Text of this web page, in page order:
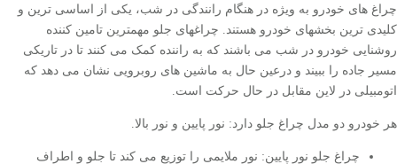
چراغ های خودرو به ویژه در هنگام رانندگی در شب، یکی از اساسی ترین و
کلیدی ترین بخشهای خودرو هستند. چراغهای جلو مهمترین تامین کننده
روشنایی خودرو در شب می باشند که به راننده کمک می کنند تا در تاریکی
مسیر جاده را ببیند و درعین حال به ماشین های روبرویی نشان می دهد که
اتومبیلی در لاین مقابل در حال حرکت است.
هر خودرو دو مدل چراغ جلو دارد: نور پایین و نور بالا.
چراغ جلو نور پایین: نور ملایمی را توزیع می کند تا جلو و اطراف